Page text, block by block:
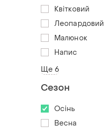
Квітковий
Леопардовий
Малюнок
Напис
Ще 6
Сезон
Осінь
Весна